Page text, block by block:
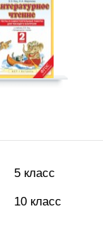
5 класс
10 класс